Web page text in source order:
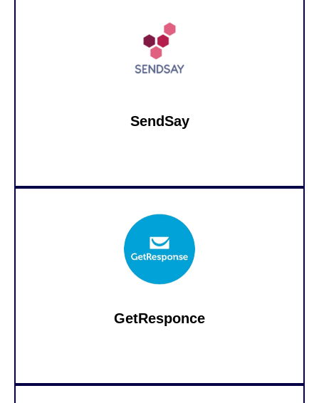
SendSay
GetResponce